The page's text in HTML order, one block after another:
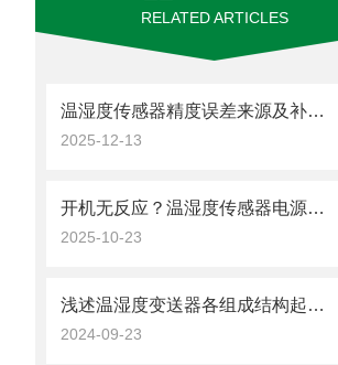
RELATED ARTICLES
温湿度传感器精度误差来源及补偿方法
2025-12-13
开机无反应？温湿度传感器电源类故障的逐步排查思路
2025-10-23
浅述温湿度变送器各组成结构起到的作用
2024-09-23